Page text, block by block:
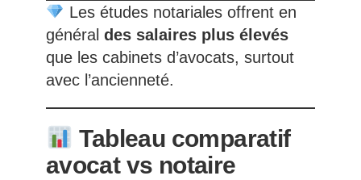
Les études notariales offrent en
général des salaires plus élevés
que les cabinets d’avocats, surtout
avec l’ancienneté.
Tableau comparatif
avocat vs notaire